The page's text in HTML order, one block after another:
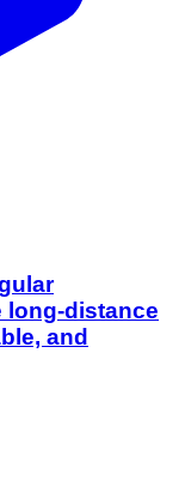
long-distance
and